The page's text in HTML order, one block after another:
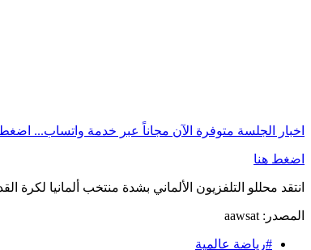
اخبار الجلسة متوفرة الآن مجاناً عبر خدمة واتساب...
اضغط هنا
انتقد محللو التلفزيون الألماني بشدة منتخب ألمانيا لكرة القدم، بعد خروجه
المصدر: aawsat
#رياضة عالمية